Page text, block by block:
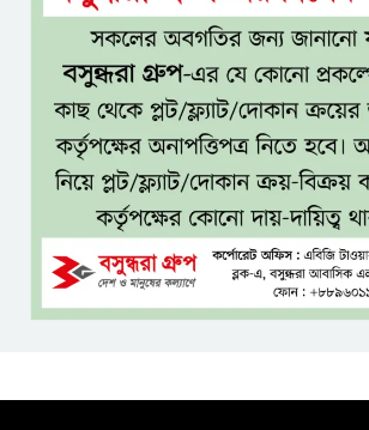
জামায়াতের
আছে, নেই
জঙ্গল ছেড়ে
খাদ্যসংকট ও
কি কারণ?
এসএসসি ও
সোমবার, জানা
একই খাটে মা-